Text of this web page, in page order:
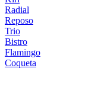
Radial
Reposo
Trio
Bistro
Flamingo
Coqueta